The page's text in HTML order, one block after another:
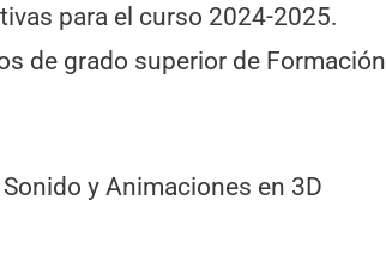
para el curso 2024-2025.
de grado superior de Formación
y Animaciones en 3D